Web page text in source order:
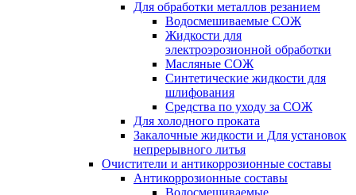
Для обработки металлов резанием
Водосмешиваемые СОЖ
Жидкости для
электроэрозионной обработки
Масляные СОЖ
Синтетические жидкости для
шлифования
Средства по уходу за СОЖ
Для холодного проката
Закалочные жидкости и Для установок
непрерывного литья
Очистители и антикоррозионные составы
Антикоррозионные составы
Водосмешиваемые